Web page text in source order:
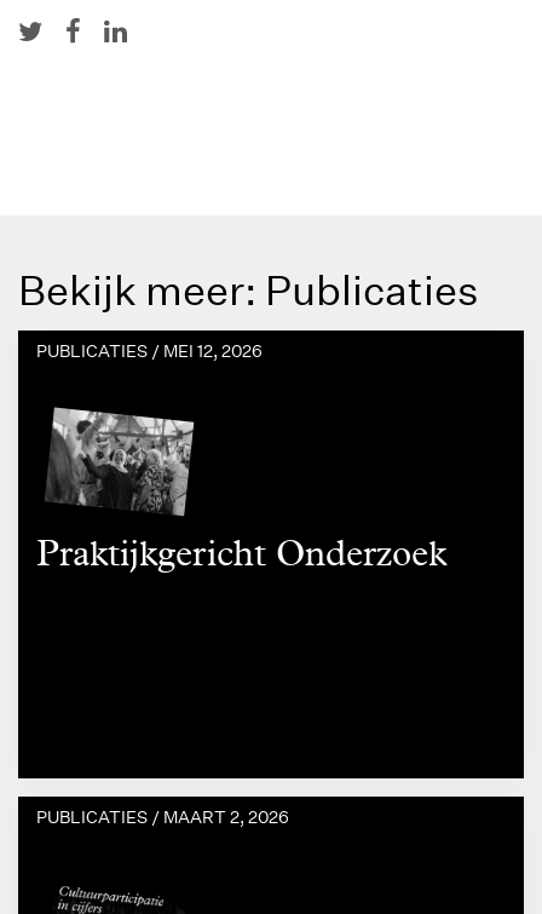
Bekijk meer: Publicaties
PUBLICATIES / MEI 12, 2026
Praktijkgericht Onderzoek
PUBLICATIES / MAART 2, 2026